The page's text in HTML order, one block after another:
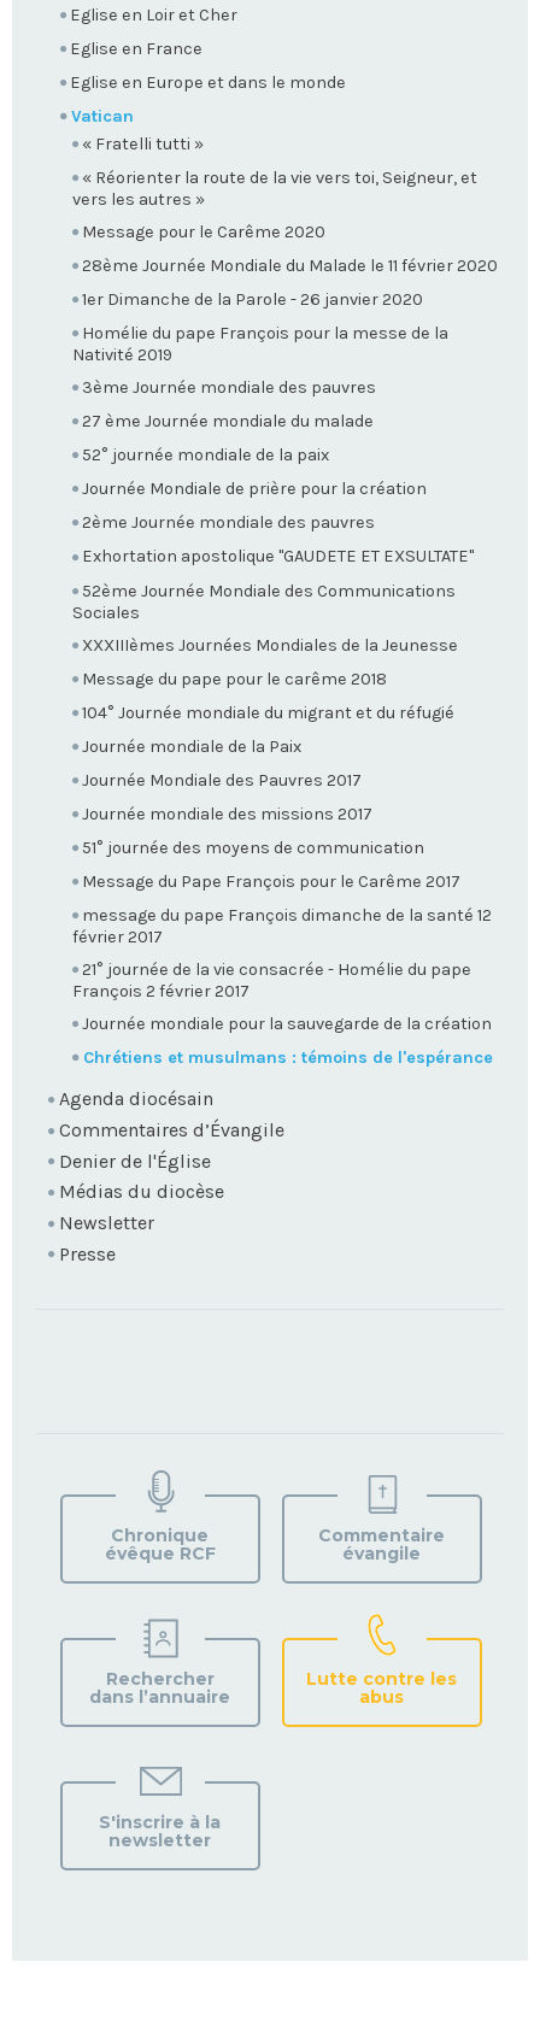
Eglise en Loir et Cher
Eglise en France
Eglise en Europe et dans le monde
Vatican
« Fratelli tutti »
« Réorienter la route de la vie vers toi, Seigneur, et
vers les autres »
Message pour le Carême 2020
28ème Journée Mondiale du Malade le 11 février 2020
1er Dimanche de la Parole - 26 janvier 2020
Homélie du pape François pour la messe de la
Nativité 2019
3ème Journée mondiale des pauvres
27 ème Journée mondiale du malade
52° journée mondiale de la paix
Journée Mondiale de prière pour la création
2ème Journée mondiale des pauvres
Exhortation apostolique "GAUDETE ET EXSULTATE"
52ème Journée Mondiale des Communications
Sociales
XXXIIIèmes Journées Mondiales de la Jeunesse
Message du pape pour le carême 2018
104° Journée mondiale du migrant et du réfugié
Journée mondiale de la Paix
Journée Mondiale des Pauvres 2017
Journée mondiale des missions 2017
51° journée des moyens de communication
Message du Pape François pour le Carême 2017
message du pape François dimanche de la santé 12
février 2017
21° journée de la vie consacrée - Homélie du pape
François 2 février 2017
Journée mondiale pour la sauvegarde de la création
Chrétiens et musulmans : témoins de l'espérance
Agenda diocésain
Commentaires d’Évangile
Denier de l'Église
Médias du diocèse
Newsletter
Presse
VOTRE
PAROISSE
Chronique
évêque RCF
Commentaire
évangile
Rechercher
dans l’annuaire
Lutte contre les
abus
S'inscrire à la
newsletter